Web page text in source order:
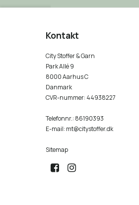
Kontakt
City Stoffer & Garn
Park Allé 9
8000 Aarhus C
Danmark
CVR-nummer: 44938227
Telefonnr.: 86190393
E-mail: mt@citystoffer.dk
Sitemap